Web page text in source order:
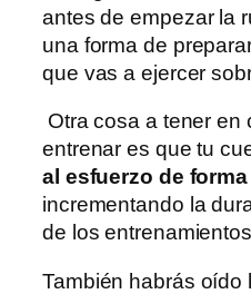
antes de empezar la
una forma de
que vas a ejercer
Otra cosa a tener en
entrenar es que tu
al esfuerzo de
incrementando la
de los
También habrás oído